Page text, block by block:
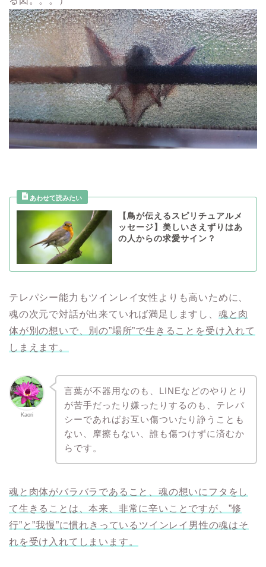
【鳥が伝えるスピリチュアルメ
ッセージ】美しいさえずりはあ
の人からの求愛サイン？
テレパシー能力もツインレイ女性よりも高いために、
魂の次元で対話が出来ていれば満足しますし、 魂と肉
体が別の想いで、別の”場所”で生きることを受け入れて
しまえます。
Kaori
言葉が不器用なのも、LINEなどのやりとり
が苦手だったり嫌ったりするのも、テレパ
シーであればお互い傷ついたり諍うことも
ない、摩擦もない、誰も傷つけずに済むか
らです。
魂と肉体がバラバラであること、魂の想いにフタをし
て生きることは、本来、非常に辛いことですが、”修
行”と”我慢”に慣れきっているツインレイ男性の魂はそ
れを受け入れてしまいます。